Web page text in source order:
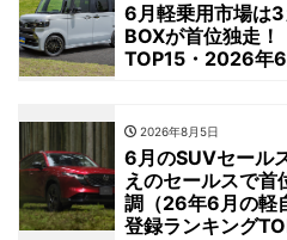
6月軽乗用市場は
BOXが首位独走
TOP15・2026年6
2026年8月5日
6月のSUVセール
えのセールスで
調（26年6月の軽
登録ランキング